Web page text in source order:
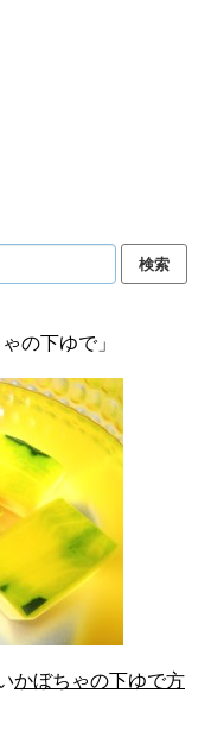
の下ゆで」
かぼちゃの下ゆで方